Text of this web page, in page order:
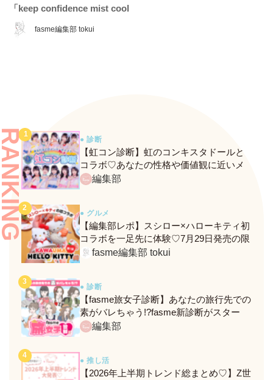
fasme編集部 tokui
「keep confidence mist cool
EX」をレビュー♡ 夏のお直
しに頼れるコスメをチェッ
● 診断
【虹コン診断】虹のコンキスタドールと
コラボ♡あなたの性格や価値観に近いメ
ンバーがわかる、fasmeの新診断がスター
編集部
● グルメ
【編集部レポ】スシロー×ハローキティ初
コラボを一足先に体験♡7月29日発売の限
定メニュー＆グッズをレポ！
fasme編集部 tokui
● 診断
【fasme旅女子診断】あなたの旅行先での
素がバレちゃう!?fasme新診断がスター
ト！編集部
● 推し活
【2026年上半期トレンド総まとめ♡】Z世